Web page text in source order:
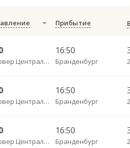
Прибытие
Ганновер Центральный АВ
16:50
Бранденбург
Ганновер Центральный АВ
16:50
Бранденбург
Ганновер Центральный АВ
16:50
Бранденбург